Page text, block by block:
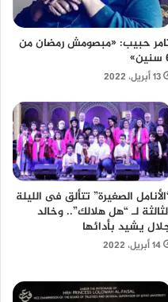
حبيب: «مبصومش رمضان من
13 أبريل، 2022
الصغيرة” تتألق فى الليلة
لـ “هل هلالك”.. وخالد
يشيد بأدائها
14 أبريل، 2022